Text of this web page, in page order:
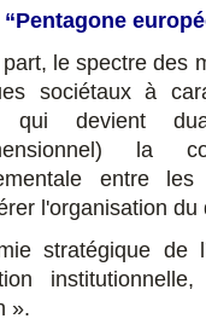
“Pentagone
le spectre des
sociétaux à
qui devient
la
entre
l'organisation
stratégique
».